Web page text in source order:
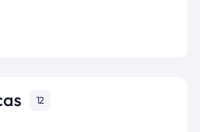
12